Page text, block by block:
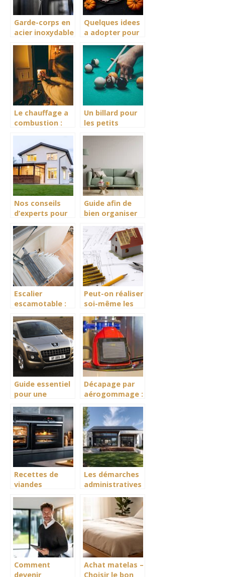
Garde-corps en
acier inoxydable
Quelques idees
a adopter pour
decoration
Halloween en
DIY
Le chauffage a
combustion :
sous-estimee
Un billard pour
les petits
Nos conseils
d’experts pour
maison
Guide afin de
bien organiser
Escalier
escamotable :
usages ?
Peut-on réaliser
soi-même les
maison ?
Guide essentiel
pour une
immobilière
réussie
Décapage par
aérogommage :
essentiel pour
les débutants
Recettes de
viandes
four à chaleur
pulsée ou
chaleur
tournante,
lequel choisir ?
Les démarches
administratives
pour installer le
meilleur kit
solaire en
autoconsommation
Comment
devenir
Achat matelas –
Choisir le bon